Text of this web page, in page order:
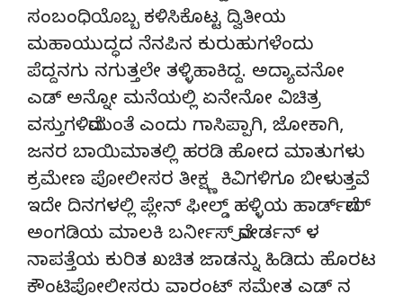
ಸಂಬಂಧಿಯೊಬ್ಬ ಕಳಿಸಿಕೊಟ್ಟ ದ್ವಿತೀಯ
ಮಹಾಯುದ್ಧದ ನೆನಪಿನ ಕುರುಹುಗಳೆಂದು
ಪೆದ್ದನಗು ನಗುತ್ತಲೇ ತಳ್ಳಿಹಾಕಿದ್ದ. ಅದ್ಯಾವನೋ
ಎಡ್ ಅನ್ನೋ ಮನೆಯಲ್ಲಿ ಏನೇನೋ ವಿಚಿತ್ರ
ವಸ್ತುಗಳಿವೆಯಂತೆ ಎಂದು ಗಾಸಿಪ್ಪಾಗಿ, ಜೋಕಾಗಿ,
ಜನರ ಬಾಯಿಮಾತಲ್ಲಿ ಹರಡಿ ಹೋದ ಮಾತುಗಳು
ಕ್ರಮೇಣ ಪೋಲೀಸರ ತೀಕ್ಷ್ಣ ಕಿವಿಗಳಿಗೂ ಬೀಳುತ್ತವೆ.
ಇದೇ ದಿನಗಳಲ್ಲಿ ಪ್ಲೇನ್ ಫೀಲ್ಡ್ ಹಳ್ಳಿಯ ಹಾರ್ಡ್‌ವೇರ್
ಅಂಗಡಿಯ ಮಾಲಕಿ ಬರ್ನೀಸ್ ವೋರ್ಡನ್ ಳ
ನಾಪತ್ತೆಯ ಕುರಿತ ಖಚಿತ ಜಾಡನ್ನು ಹಿಡಿದು ಹೊರಟ
ಕೌಂಟಿಪೋಲೀಸರು ವಾರಂಟ್ ಸಮೇತ ಎಡ್ ನ